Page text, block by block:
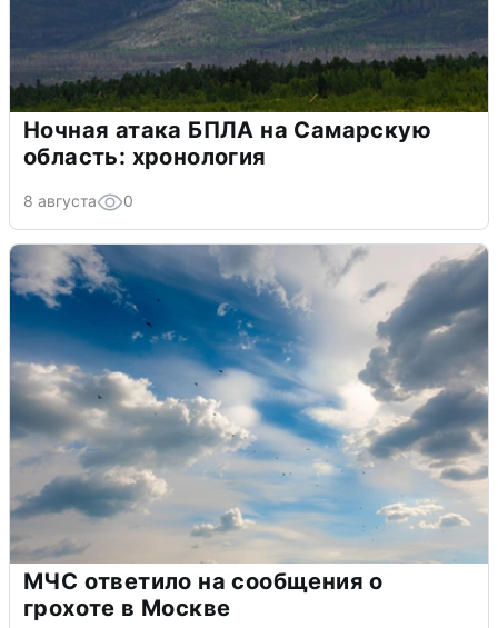
Ночная атака БПЛА на Самарскую
область: хронология
8 августа 0
МЧС ответило на сообщения о
грохоте в Москве